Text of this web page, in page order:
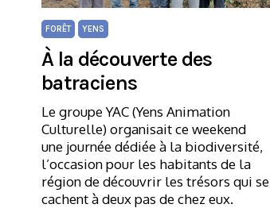
FORÊT YENS
À la découverte des
batraciens
Le groupe YAC (Yens Animation
Culturelle) organisait ce weekend
une journée dédiée à la biodiversité,
l’occasion pour les habitants de la
région de découvrir les trésors qui se
cachent à deux pas de chez eux.